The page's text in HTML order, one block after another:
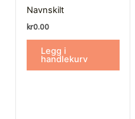
Navnskilt
kr0.00
Legg i
handlekurv